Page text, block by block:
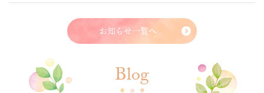
お知らせ一覧へ
Blog